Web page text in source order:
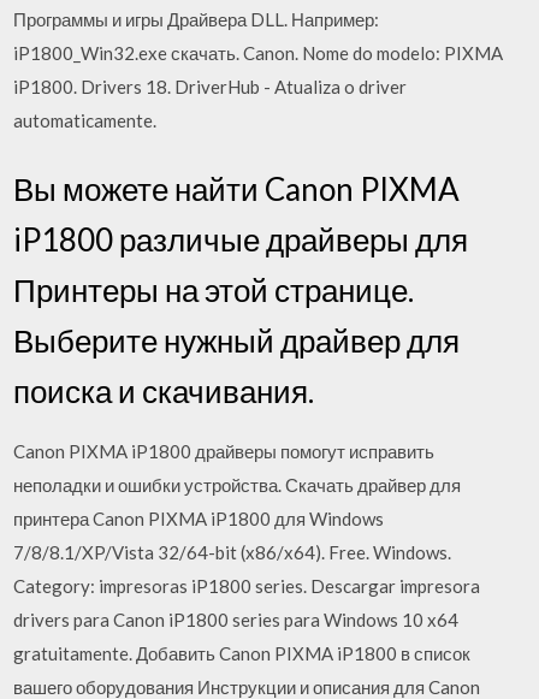
Программы и игры Драйвера DLL. Например:
iP1800_Win32.exe скачать. Canon. Nome do modelo: PIXMA
iP1800. Drivers 18. DriverHub - Atualiza o driver
automaticamente.
Вы можете найти Canon PIXMA
iP1800 различые драйверы для
Принтеры на этой странице.
Выберите нужный драйвер для
поиска и скачивания.
Canon PIXMA iP1800 драйверы помогут исправить
неполадки и ошибки устройства. Скачать драйвер для
принтера Canon PIXMA iP1800 для Windows
7/8/8.1/XP/Vista 32/64-bit (x86/x64). Free. Windows.
Category: impresoras iP1800 series. Descargar impresora
drivers para Canon iP1800 series para Windows 10 x64
gratuitamente. Добавить Canon PIXMA iP1800 в список
вашего оборудования Инструкции и описания для Canon